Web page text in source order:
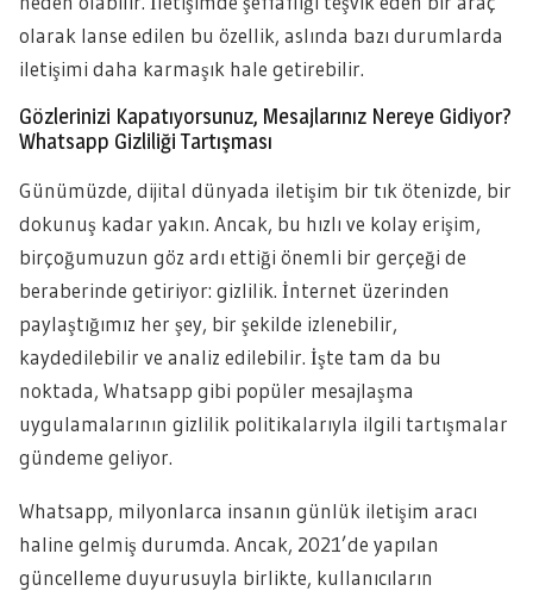
olarak lanse edilen bu özellik, aslında bazı durumlarda
iletişimi daha karmaşık hale getirebilir.
Gözlerinizi Kapatıyorsunuz, Mesajlarınız Nereye Gidiyor?
Whatsapp Gizliliği Tartışması
Günümüzde, dijital dünyada iletişim bir tık ötenizde, bir
dokunuş kadar yakın. Ancak, bu hızlı ve kolay erişim,
birçoğumuzun göz ardı ettiği önemli bir gerçeği de
beraberinde getiriyor: gizlilik. İnternet üzerinden
paylaştığımız her şey, bir şekilde izlenebilir,
kaydedilebilir ve analiz edilebilir. İşte tam da bu
noktada, Whatsapp gibi popüler mesajlaşma
uygulamalarının gizlilik politikalarıyla ilgili tartışmalar
gündeme geliyor.
Whatsapp, milyonlarca insanın günlük iletişim aracı
haline gelmiş durumda. Ancak, 2021’de yapılan
güncelleme duyurusuyla birlikte, kullanıcıların